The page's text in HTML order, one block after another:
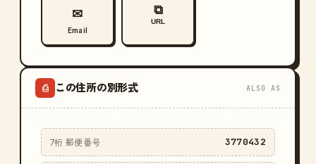
✉
Email
⧉
URL
⎙ この住所の別形式 ALSO AS
7桁 郵便番号 3770432